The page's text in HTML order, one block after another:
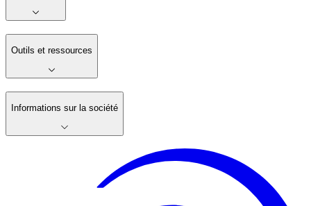
Outils et ressources
Informations sur la société